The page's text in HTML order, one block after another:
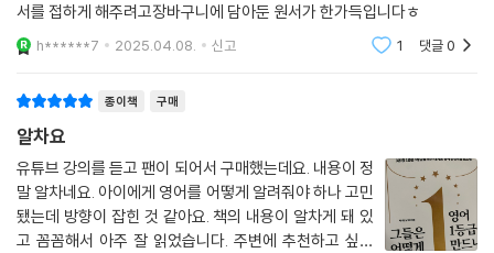
서를 접하게 해주려고장바구니에 담아둔 원서가 한가득입니다ㅎ
h******7 2025.04.08. 신고 1 댓글0
종이책 구매
알차요
유튜브 강의를 듣고 팬이 되어서 구매했는데요. 내용이 정
말 알차네요. 아이에게 영어를 어떻게 알려줘야 하나 고민
됐는데 방향이 잡힌 것 같아요. 책의 내용이 알차게 돼 있
고 꼼꼼해서 아주 잘 읽었습니다. 주변에 추천하고 싶은